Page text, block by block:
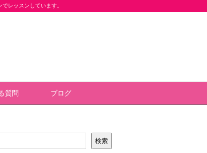
レッスンしています。
質問 ブログ
検索